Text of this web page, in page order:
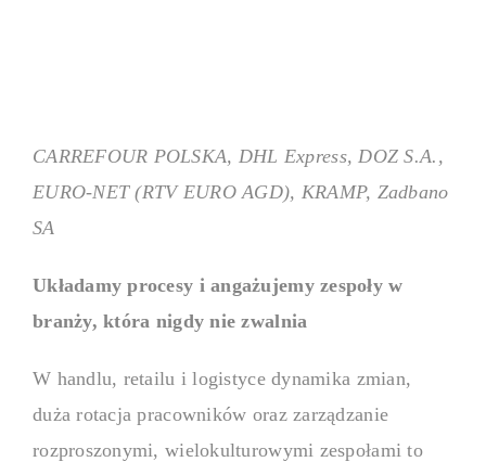
Postaw na firmową
Baza wiedzy
Gromadź i udostępniaj wiedzę
dostępnym miejscu.
CARREFOUR POLSKA, DHL Express, DOZ S.A.,
EURO-NET (RTV EURO AGD), KRAMP, Zadbano
SA
Układamy procesy i angażujemy zespoły w
branży, która nigdy nie zwalnia
W handlu, retailu i logistyce dynamika zmian,
duża rotacja pracowników oraz zarządzanie
rozproszonymi, wielokulturowymi zespołami to